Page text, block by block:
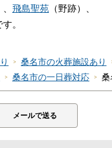
飛島聖苑 （野跡）、
。
桑名市の火葬施設あり
桑名市の一日葬対応 桑
メールで送る